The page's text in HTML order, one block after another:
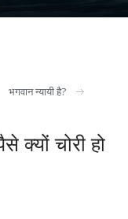
भगवान न्यायी है?
क्यों चोरी हो